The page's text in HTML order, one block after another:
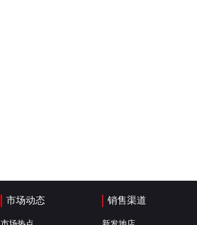
市场动态 销售渠道